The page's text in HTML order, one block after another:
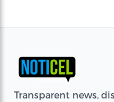
Transparent news,